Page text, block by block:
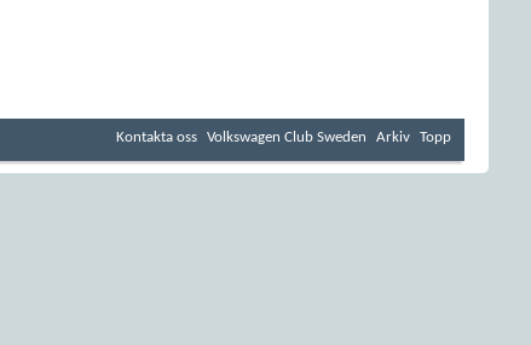
Kontakta oss Volkswagen Club Sweden Arkiv Topp